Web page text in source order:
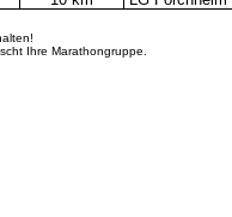
Ihre Marathongruppe.